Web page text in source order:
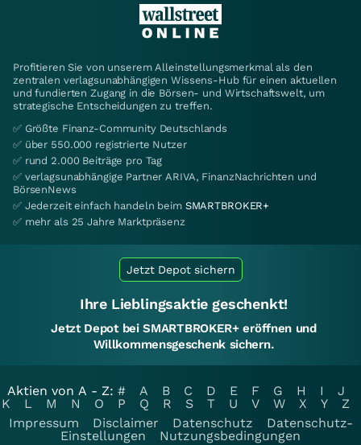
Profitieren Sie von unserem Alleinstellungsmerkmal als den
zentralen verlagsunabhängigen Wissens-Hub für einen aktuellen
und fundierten Zugang in die Börsen- und Wirtschaftswelt, um
strategische Entscheidungen zu treffen.
✅ Größte Finanz-Community Deutschlands
✅ über 550.000 registrierte Nutzer
✅ rund 2.000 Beiträge pro Tag
✅ verlagsunabhängige Partner ARIVA, FinanzNachrichten und
BörsenNews
✅ Jederzeit einfach handeln beim SMARTBROKER+
✅ mehr als 25 Jahre Marktpräsenz
Jetzt Depot sichern
Ihre Lieblingsaktie geschenkt!
Jetzt Depot bei SMARTBROKER+ eröffnen und
Willkommensgeschenk sichern.
Aktien von A - Z: # A B C D E F G H I
J
K
L M N O P Q R S T U V W X Y
Z
Impressum
Disclaimer Datenschutz
Datenschutz-
Einstellungen
Nutzungsbedingungen